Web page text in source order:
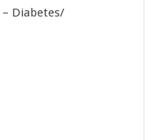
– Diabetes/